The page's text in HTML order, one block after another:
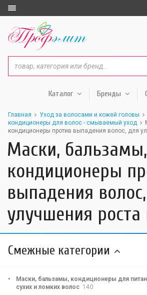
Каталог Бренды
Главная Уход за волосами и кожей головы
кондиционеры для волос - смываемый уход
кондиционеры против выпадения волос, для
Маски, бальзамы,
кондиционеры
выпадения
улучшения роста
Смежные категории
Маски, бальзамы, кондиционеры для
сухих и ломких волос 140